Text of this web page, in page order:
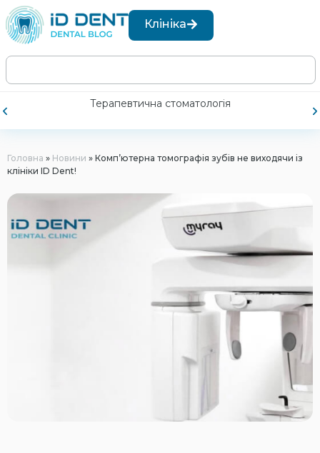
Клініка
Терапевтична стоматологія
Головна » Новини » Комп’ютерна томографія зубів не виходячи із
клініки ID Dent!